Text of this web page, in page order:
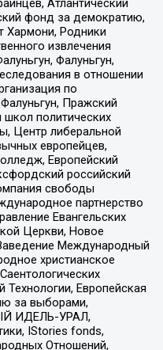
Атлантический
фонд за демократию,
Родники
извлечения
Фалуньгун,
в отношении
по
Пражский
политических
Центр либеральной
европейцев,
Европейский
российский
свободы
партнерство
Евангельских
Церкви, Новое
Международный
христианское
Европейская
за выборами,
ИДЕЛЬ-УРАЛ,
IStories fonds,
Отношений,